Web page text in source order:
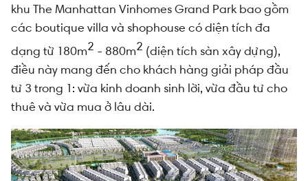
khu The Manhattan Vinhomes Grand Park bao gồm
các boutique villa và shophouse có diện tích đa
dạng từ 180m2 - 880m2 (diện tích sàn xây dựng),
điều này mang đến cho khách hàng giải pháp đầu
tư 3 trong 1: vừa kinh doanh sinh lời, vừa đầu tư cho
thuê và vừa mua ở lâu dài.